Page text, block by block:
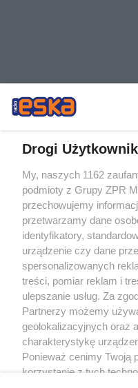
Żaden utwór zamieszczony w
rozpowszechniany lub dalej
tym także elektroniczny lub
eksploatacji w jakiejkolwiek
bez pisemnej zgody właściciela
wykorzystanie utworów w
bez właściwej zgody, jest
prawnie.
Drogi
My, naszych 1162
podmioty z Grupy ZPR
przechowujemy
przetwarzamy dane
identyfikatory,
urządzenie czy dane
spersonalizowanych
treści, pomiar reklam i
ulepszanie usług. Za
Partnerzy możemy
geolokalizacyjnych oraz
charakterystykę
Ponieważ cenimy Twoją
korzystanie z tych